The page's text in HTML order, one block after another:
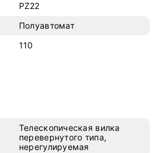
PZ22
Полуавтомат
110
Телескопическая вилка
перевернутого типа,
нерегулируемая